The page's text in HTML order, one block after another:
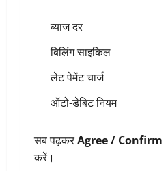
ब्याज दर
बिलिंग साइकिल
लेट पेमेंट चार्ज
ऑटो-डेबिट नियम
सब पढ़करAgree / Confirm
करें।